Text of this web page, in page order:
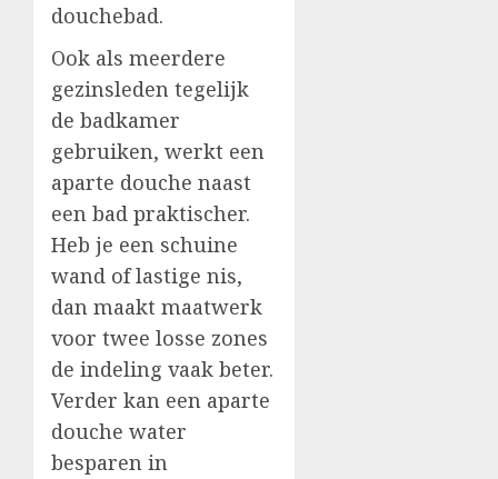
douchebad.
Ook als meerdere
gezinsleden tegelijk
de badkamer
gebruiken, werkt een
aparte douche naast
een bad praktischer.
Heb je een schuine
wand of lastige nis,
dan maakt maatwerk
voor twee losse zones
de indeling vaak beter.
Verder kan een aparte
douche water
besparen in